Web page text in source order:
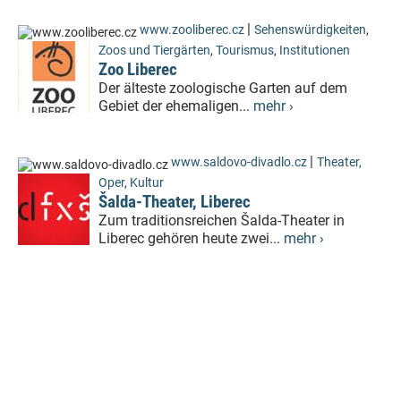
www.zooliberec.cz | Sehenswürdigkeiten,
Zoos und Tiergärten, Tourismus, Institutionen
Zoo Liberec
Der älteste zoologische Garten auf dem
Gebiet der ehemaligen... mehr ›
www.saldovo-divadlo.cz | Theater,
Oper, Kultur
Šalda-Theater, Liberec
Zum traditionsreichen Šalda-Theater in
Liberec gehören heute zwei... mehr ›